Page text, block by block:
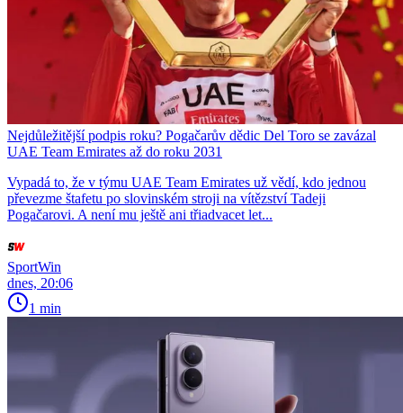
Nejdůležitější podpis roku? Pogačarův dědic Del Toro se zavázal
UAE Team Emirates až do roku 2031
Vypadá to, že v týmu UAE Team Emirates už vědí, kdo jednou
převezme štafetu po slovinském stroji na vítězství Tadeji
Pogačarovi. A není mu ještě ani třiadvacet let...
SportWin
dnes, 20:06
1 min